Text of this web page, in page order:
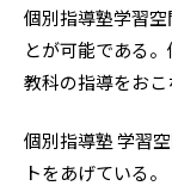
個別指導塾学習
とが可能である
教科の指導をおこ
個別指導塾 学習
トをあげている。